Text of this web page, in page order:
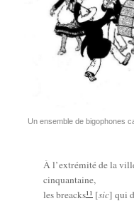
Un ensemble de bigo­phones
À l’ex­tré­mi­té de la
cin­quan­taine,
les breacks11 [sic] qui